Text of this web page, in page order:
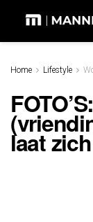
Home Lifestyle
laat